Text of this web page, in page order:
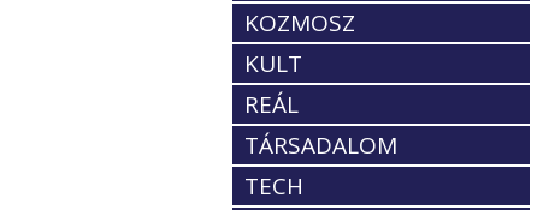
KOZMOSZ
KULT
REÁL
TÁRSADALOM
TECH